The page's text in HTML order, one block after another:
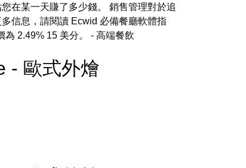
在某一天賺了多少錢。 銷售管理對於追
信息，請閱讀 Ecwid 必備餐廳軟體指
為 2.49% 15 美分。 - 高端餐飲
- 歐式外燴